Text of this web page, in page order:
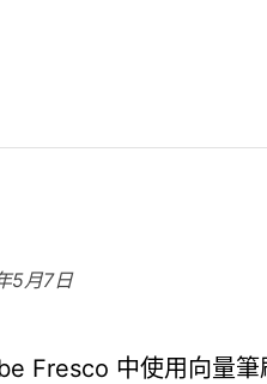
5月7日
Fresco 中使用向量筆